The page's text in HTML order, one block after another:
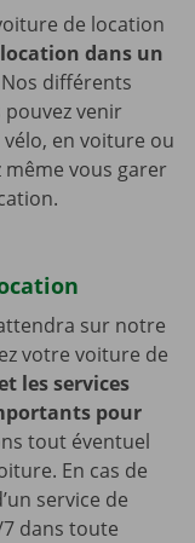
de location
dans un
Nos différents
pouvez venir
en voiture ou
vous garer
sur notre
votre voiture de
les services
pour
tout éventuel
En cas de
service de
dans toute